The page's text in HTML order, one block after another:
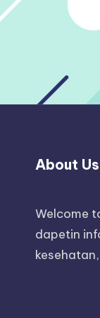
About Us
Welcome
dapetin